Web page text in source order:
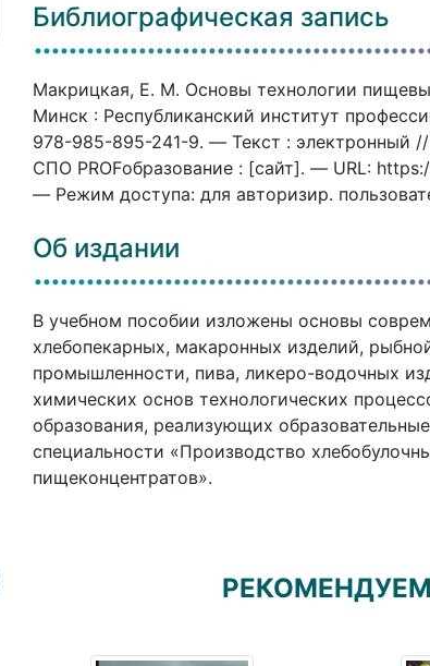
Библиографическая запись
Макрицкая, Е. М. Основы технологии
Минск : Республиканский институт
978-985-895-241-9. — Текст : электронный
СПО PROFобразование : [сайт]. — URL:
— Режим доступа: для авторизир.
Об издании
В учебном пособии изложены основы
хлебопекарных, макаронных изделий,
промышленности, пива, ликеро-водочных
химических основ технологических
образования, реализующих
специальности «Производство
пищеконцентратов».
РЕКОМЕНДУЕМ